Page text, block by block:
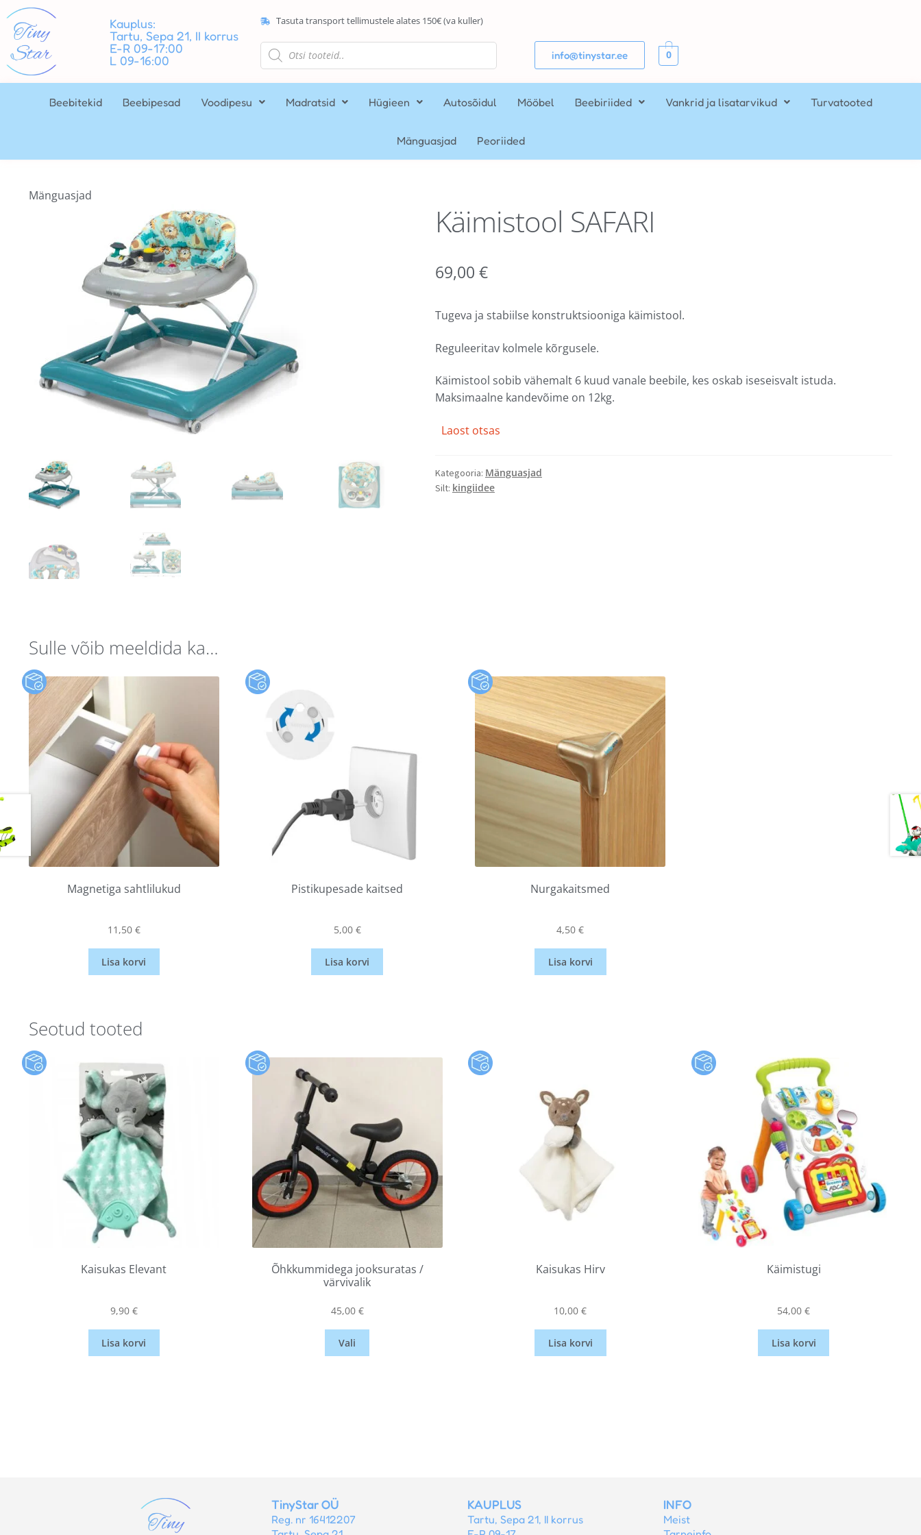
Kauplus:
Tartu, Sepa 21, II korrus
E-R 09-17:00
L 09-16:00
Tasuta transport tellimustele alates 150€ (va kuller)
info@tinystar.ee 0
Beebitekid Beebipesad Voodipesu Madratsid Hügieen Autosõidul Mööbel Beebiriided Vankrid ja lisatarvikud Turvatooted
Mänguasjad Peoriided
Mänguasjad
Käimistool SAFARI
69,00 €
Tugeva ja stabiilse konstruktsiooniga käimistool.
Reguleeritav kolmele kõrgusele.
Käimistool sobib vähemalt 6 kuud vanale beebile, kes oskab iseseisvalt istuda.
Maksimaalne kandevõime on 12kg.
Laost otsas
Kategooria: Mänguasjad
Silt: kingiidee
Sulle võib meeldida ka…
Magnetiga sahtlilukud
11,50 €
Lisa korvi
Pistikupesade kaitsed
5,00 €
Lisa korvi
Nurgakaitsmed
4,50€
Lisa korvi
Seotud tooted
Kaisukas Elevant
9,90 €
Lisa korvi
Õhkkummidega jooksuratas /
värvivalik
45,00 €
Vali
Kaisukas Hirv
10,00€
Lisa korvi
Käimistugi
54,00€
Lisa korvi
TinyStar OÜ
Reg. nr 16412207
KAUPLUS
Tartu, Sepa 21, II korrus
INFO
Meist